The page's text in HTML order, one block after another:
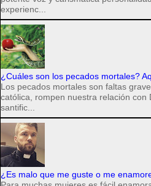
experienc...
¿Cuáles son los pecados mortales?
Los pecados mortales son faltas
católica, rompen nuestra relación con
santific...
¿Es malo que me guste o me